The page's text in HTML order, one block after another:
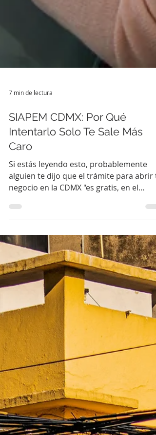
7 min de lectura
SIAPEM CDMX: Por Qué
Intentarlo Solo Te Sale Más
Caro
Si estás leyendo esto, probablemente
alguien te dijo que el trámite para abrir
negocio en la CDMX "es gratis, en el
SIAPEM" y que 'en 1 día te lo aprueban'. Y
técnicamente es parcialmente cierto,
hay cosas que nadie te dijo. Y esas cosas
son las que hacen que emprendedores
con buenos proyectos terminen con
multas de $35,000 pesos, con su negocio
clausurado o con meses de renta
esperando regularizarse. En este artículo
te expl